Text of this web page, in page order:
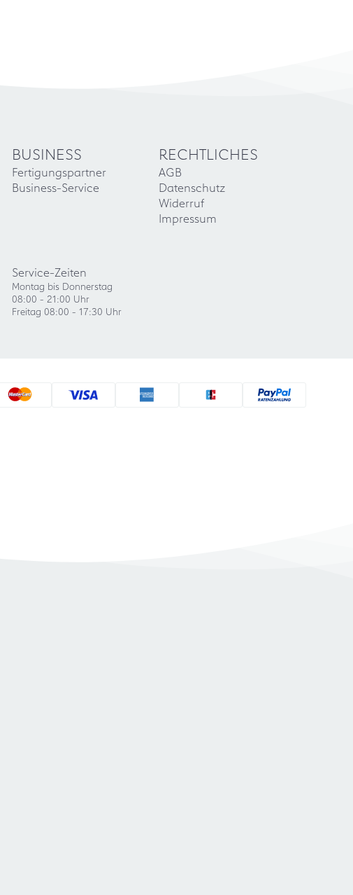
BUSINESS
Fertigungspartner
Business-Service
RECHTLICHES
AGB
Datenschutz
Widerruf
Impressum
Service-Zeiten
Montag bis Donnerstag
08:00 - 21:00 Uhr
Freitag 08:00 - 17:30 Uhr